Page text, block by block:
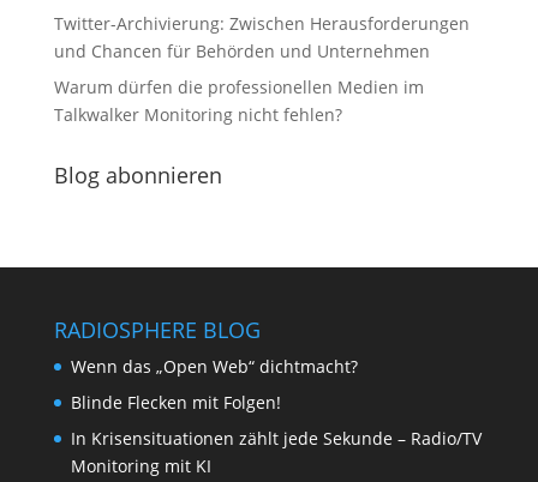
Twitter-Archivierung: Zwischen Herausforderungen
und Chancen für Behörden und Unternehmen
Warum dürfen die professionellen Medien im
Talkwalker Monitoring nicht fehlen?
Blog abonnieren
RADIOSPHERE BLOG
Wenn das „Open Web“ dichtmacht?
Blinde Flecken mit Folgen!
In Krisensituationen zählt jede Sekunde – Radio/TV
Monitoring mit KI